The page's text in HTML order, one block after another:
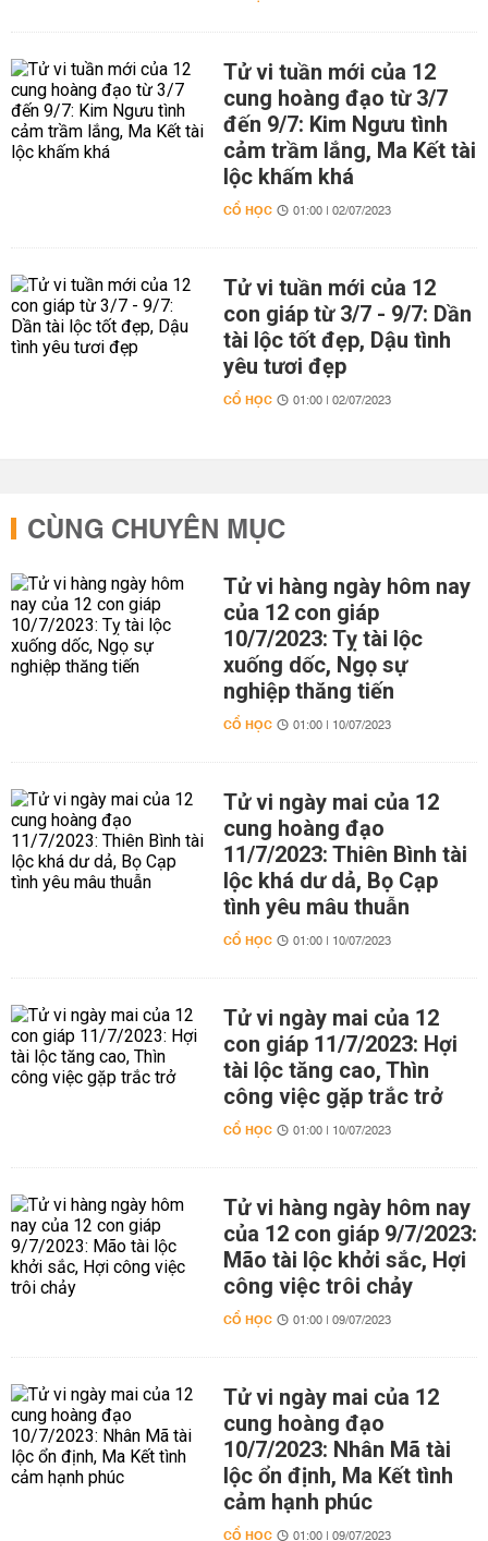
Tử vi tuần mới của 12
cung hoàng đạo từ 3/7
đến 9/7: Kim Ngưu tình
cảm trầm lắng, Ma Kết tài
lộc khấm khá
CỔ HỌC 01:00 | 02/07/2023
Tử vi tuần mới của 12
con giáp từ 3/7 - 9/7: Dần
tài lộc tốt đẹp, Dậu tình
yêu tươi đẹp
CỔ HỌC 01:00 | 02/07/2023
CÙNG CHUYÊN MỤC
Tử vi hàng ngày hôm nay
của 12 con giáp
10/7/2023: Tỵ tài lộc
xuống dốc, Ngọ sự
nghiệp thăng tiến
CỔ HỌC 01:00 | 10/07/2023
Tử vi ngày mai của 12
cung hoàng đạo
11/7/2023: Thiên Bình tài
lộc khá dư dả, Bọ Cạp
tình yêu mâu thuẫn
CỔ HỌC 01:00 | 10/07/2023
Tử vi ngày mai của 12
con giáp 11/7/2023: Hợi
tài lộc tăng cao, Thìn
công việc gặp trắc trở
CỔ HỌC 01:00 | 10/07/2023
Tử vi hàng ngày hôm nay
của 12 con giáp 9/7/2023:
Mão tài lộc khởi sắc, Hợi
công việc trôi chảy
CỔ HỌC 01:00 | 09/07/2023
Tử vi ngày mai của 12
cung hoàng đạo
10/7/2023: Nhân Mã tài
lộc ổn định, Ma Kết tình
cảm hạnh phúc
CỔ HỌC 01:00 | 09/07/2023